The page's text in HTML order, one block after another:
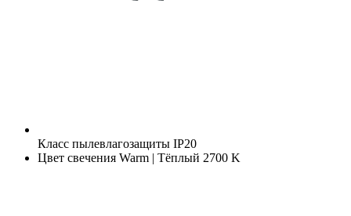
Класс пылевлагозащиты IP20
Цвет свечения Warm | Тёплый 2700 K